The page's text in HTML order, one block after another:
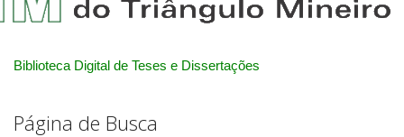
Biblioteca Digital de Teses e Dissertações
Página de Busca